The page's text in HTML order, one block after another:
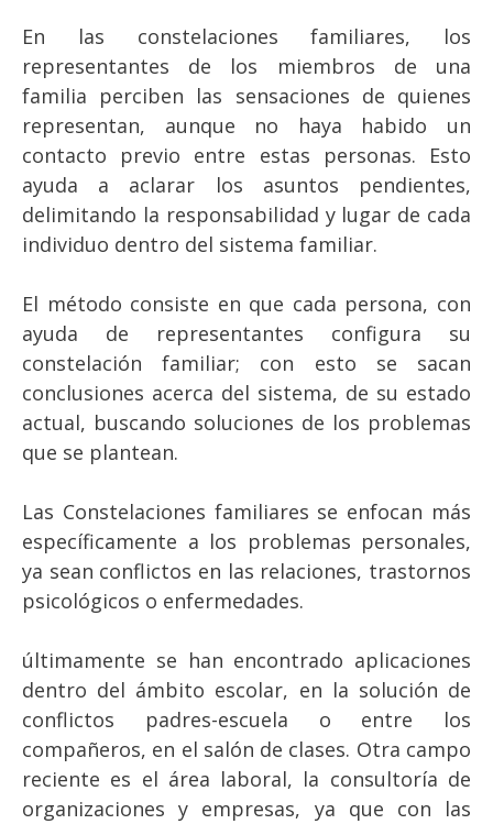
En las constelaciones familiares, los
representantes de los miembros de una
familia perciben las sensaciones de quienes
representan, aunque no haya habido un
contacto previo entre estas personas. Esto
ayuda a aclarar los asuntos pendientes,
delimitando la responsabilidad y lugar de cada
individuo dentro del sistema familiar.
El método consiste en que cada persona, con
ayuda de representantes configura su
constelación familiar; con esto se sacan
conclusiones acerca del sistema, de su estado
actual, buscando soluciones de los problemas
que se plantean.
Las Constelaciones familiares se enfocan más
específicamente a los problemas personales,
ya sean conflictos en las relaciones, trastornos
psicológicos o enfermedades.
últimamente se han encontrado aplicaciones
dentro del ámbito escolar, en la solución de
conflictos padres-escuela o entre los
compañeros, en el salón de clases. Otra campo
reciente es el área laboral, la consultoría de
organizaciones y empresas, ya que con las